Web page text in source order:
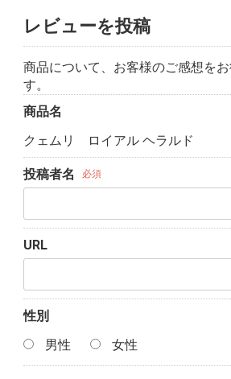
レビューを投稿
商品について、お客様のご感想を
す。
商品名
クェムリ ロイアル ヘラルド
投稿者名 必須
URL
性別
男性
女性